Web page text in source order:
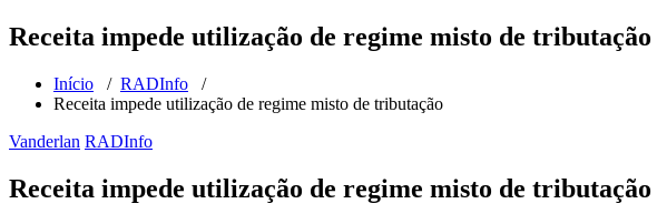
Receita impede utilização de regime misto de tributação
Início / RADInfo /
Receita impede utilização de regime misto de tributação
Vanderlan RADInfo
Receita impede utilização de regime misto de tributação